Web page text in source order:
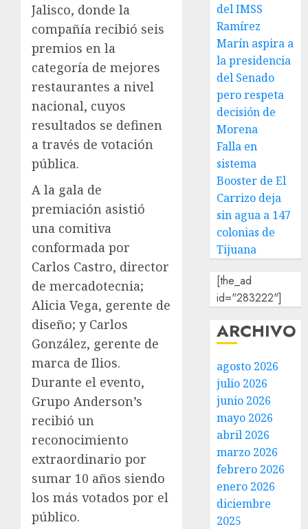
Jalisco, donde la
compañía recibió seis
premios en la
categoría de mejores
restaurantes a nivel
nacional, cuyos
resultados se definen
a través de votación
pública.
A la gala de
premiación asistió
una comitiva
conformada por
Carlos Castro, director
de mercadotecnia;
Alicia Vega, gerente de
diseño; y Carlos
González, gerente de
marca de Ilios.
Durante el evento,
Grupo Anderson’s
recibió un
reconocimiento
extraordinario por
sumar 10 años siendo
los más votados por el
público.
del IMSS
Ramírez
Marín aspira a
la presidencia
del Senado
pero respeta
decisión de
Morena
Falla en
sistema
Booster de El
Carrizo deja
sin agua a 147
colonias de
Tijuana
[the_ad
id="283222"]
ARCHIVO
agosto 2026
julio 2026
junio 2026
mayo 2026
abril 2026
marzo 2026
febrero 2026
enero 2026
diciembre
2025